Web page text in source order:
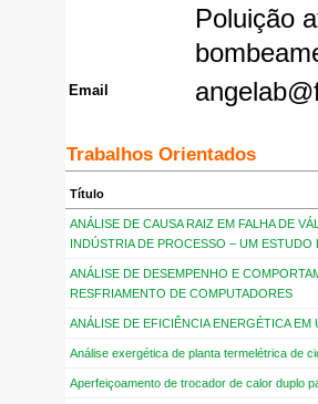
Poluição
Email
Trabalhos Orientados
Título
ANÁLISE DE CAUSA RAIZ EM FALHA DE
INDÚSTRIA DE PROCESSO – UM ESTUDO
ANÁLISE DE DESEMPENHO E
RESFRIAMENTO DE COMPUTADORES
ANÁLISE DE EFICIÊNCIA ENERGÉTICA EM
Análise exergética de planta termelétrica de
Aperfeiçoamento de trocador de calor duplo